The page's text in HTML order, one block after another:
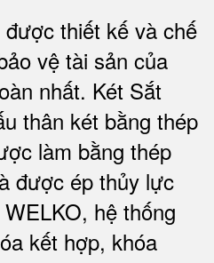
được thiết kế và chế
vệ tài sản của
nhất. Két Sắt
thân két bằng thép
làm bằng thép
được ép thủy lực
, hệ thống
kết hợp, khóa